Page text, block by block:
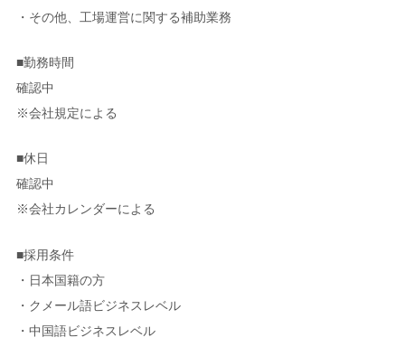
・その他、工場運営に関する補助業務
■勤務時間
確認中
※会社規定による
■休日
確認中
※会社カレンダーによる
■採用条件
・日本国籍の方
・クメール語ビジネスレベル
・中国語ビジネスレベル